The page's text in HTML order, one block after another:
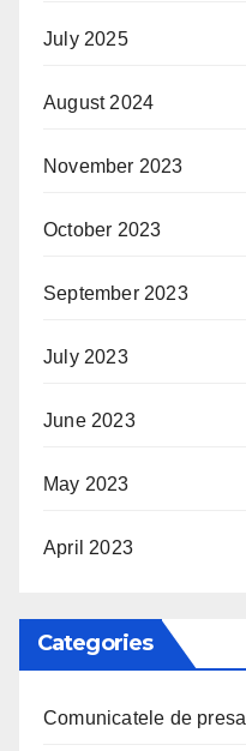
July 2025
August 2024
November 2023
October 2023
September 2023
July 2023
June 2023
May 2023
April 2023
Categories
Comunicatele de presa